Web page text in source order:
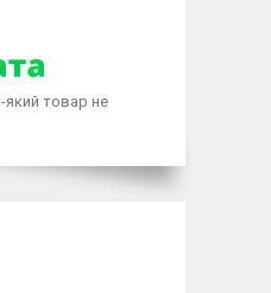
який товар не